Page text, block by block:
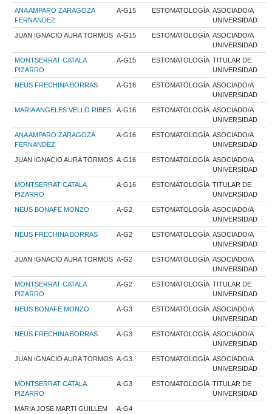
ANA AMPARO ZARAGOZA
FERNANDEZ
A-G15 ESTOMATOLOGÍA ASOCIADO/A
UNIVERSIDAD
JUAN IGNACIO AURA TORMOS A-G15 ESTOMATOLOGÍA ASOCIADO/A
UNIVERSIDAD
MONTSERRAT CATALA
PIZARRO
A-G15 ESTOMATOLOGÍA TITULAR DE
UNIVERSIDAD
NEUS FRECHINA BORRAS A-G16 ESTOMATOLOGÍA ASOCIADO/A
UNIVERSIDAD
MARIA ANGELES VELLO RIBES A-G16 ESTOMATOLOGÍA ASOCIADO/A
UNIVERSIDAD
ANA AMPARO ZARAGOZA
FERNANDEZ
A-G16 ESTOMATOLOGÍA ASOCIADO/A
UNIVERSIDAD
JUAN IGNACIO AURA TORMOS A-G16 ESTOMATOLOGÍA ASOCIADO/A
UNIVERSIDAD
MONTSERRAT CATALA
PIZARRO
A-G16 ESTOMATOLOGÍA TITULAR DE
UNIVERSIDAD
NEUS BONAFE MONZO A-G2 ESTOMATOLOGÍA ASOCIADO/A
UNIVERSIDAD
NEUS FRECHINA BORRAS A-G2 ESTOMATOLOGÍA ASOCIADO/A
UNIVERSIDAD
JUAN IGNACIO AURA TORMOS A-G2 ESTOMATOLOGÍA ASOCIADO/A
UNIVERSIDAD
MONTSERRAT CATALA
PIZARRO
A-G2 ESTOMATOLOGÍA TITULAR DE
UNIVERSIDAD
NEUS BONAFE MONZO A-G3 ESTOMATOLOGÍA ASOCIADO/A
UNIVERSIDAD
NEUS FRECHINA BORRAS A-G3 ESTOMATOLOGÍA ASOCIADO/A
UNIVERSIDAD
JUAN IGNACIO AURA TORMOS A-G3 ESTOMATOLOGÍA ASOCIADO/A
UNIVERSIDAD
MONTSERRAT CATALA
PIZARRO
A-G3 ESTOMATOLOGÍA TITULAR DE
UNIVERSIDAD
MARIA JOSE MARTI GUILLEM A-G4